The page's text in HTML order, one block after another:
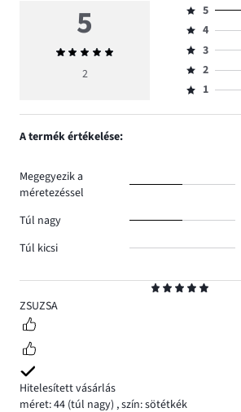
5
ZSUZSA
Hitelesített vásárlás
méret: 44 (túl nagy) ,szín: sötétkék
5
Átlagos
értékelés
2
Osztályzat
5,
szavazatok
száma
2.
5
Osztályzat
4,
szavazatok
száma
4
Osztályzat
3,
szavazatok
3
Osztályzat
2,
2
Osztályzat
1,
1
A termék értékelése:
Megegyezik a
méretezéssel
Túl nagy
Túl kicsi